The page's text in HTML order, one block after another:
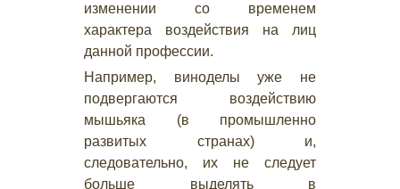
изменении со временем
характера воздействия на лиц
данной профессии.
Например, виноделы уже не
подвергаются воздействию
мышьяка (в промышленно
развитых странах) и,
следовательно, их не следует
больше выделять в